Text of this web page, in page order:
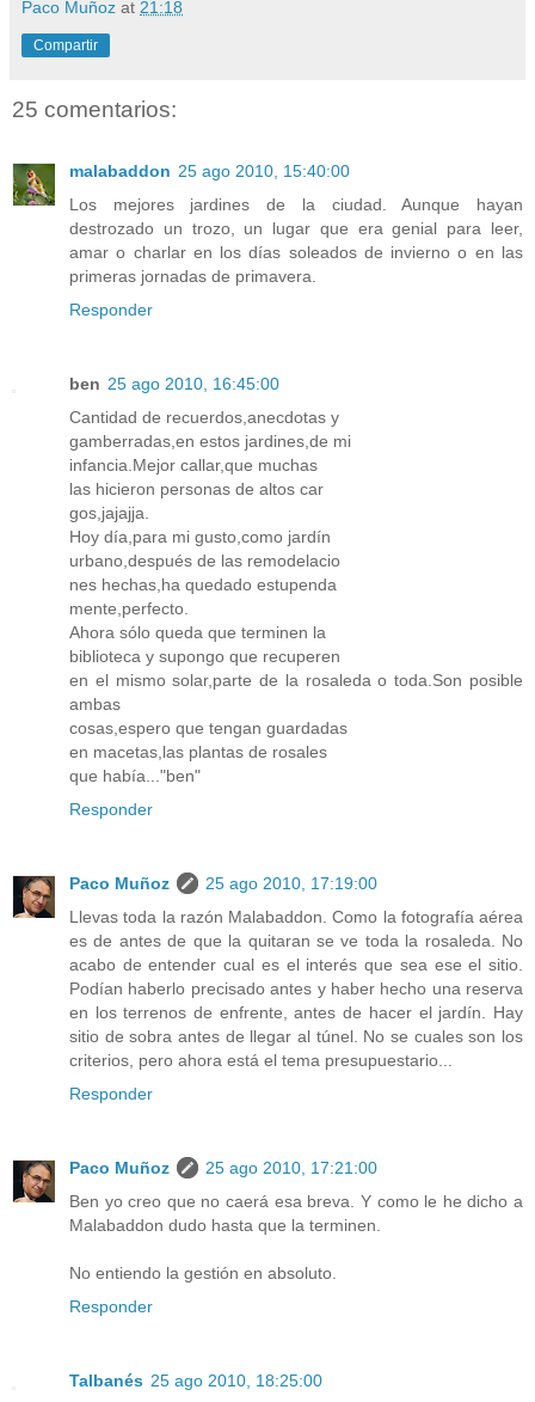
Paco Muñoz at 21:18
Compartir
25 comentarios:
malabaddon 25 ago 2010, 15:40:00
Los mejores jardines de la ciudad. Aunque hayan
destrozado un trozo, un lugar que era genial para leer,
amar o charlar en los días soleados de invierno o en las
primeras jornadas de primavera.
Responder
ben 25 ago 2010, 16:45:00
Cantidad de recuerdos,anecdotas y
gamberradas,en estos jardines,de mi
infancia.Mejor callar,que muchas
las hicieron personas de altos car
gos,jajajja.
Hoy día,para mi gusto,como jardín
urbano,después de las remodelacio
nes hechas,ha quedado estupenda
mente,perfecto.
Ahora sólo queda que terminen la
biblioteca y supongo que recuperen
en el mismo solar,parte de la rosaleda o toda.Son posible
ambas
cosas,espero que tengan guardadas
en macetas,las plantas de rosales
que había..."ben"
Responder
Paco Muñoz
25 ago 2010, 17:19:00
Llevas toda la razón Malabaddon. Como la fotografía aérea
es de antes de que la quitaran se ve toda la rosaleda. No
acabo de entender cual es el interés que sea ese el sitio.
Podían haberlo precisado antes y haber hecho una reserva
en los terrenos de enfrente, antes de hacer el jardín. Hay
sitio de sobra antes de llegar al túnel. No se cuales son los
criterios, pero ahora está el tema presupuestario...
Responder
Paco Muñoz
25 ago 2010, 17:21:00
Ben yo creo que no caerá esa breva. Y como le he dicho a
Malabaddon dudo hasta que la terminen.
No entiendo la gestión en absoluto.
Responder
Talbanés 25 ago 2010, 18:25:00